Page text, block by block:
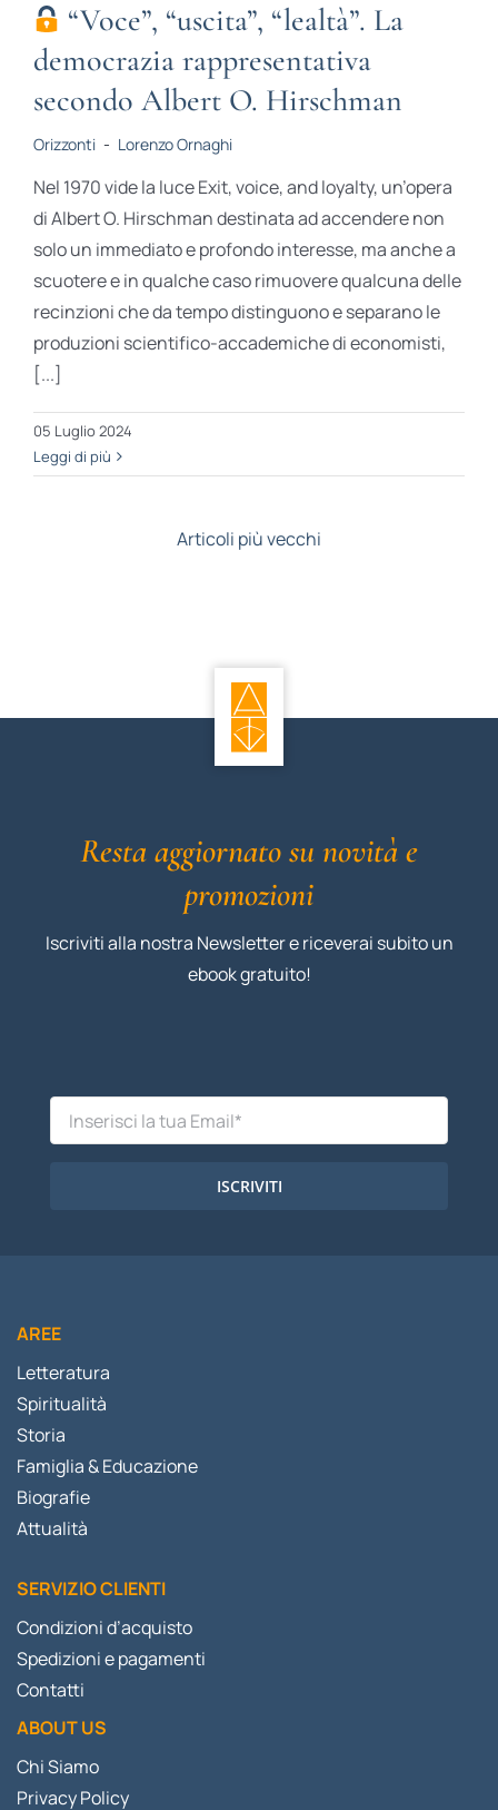
“Voce”, “uscita”, “lealtà”. La
democrazia rappresentativa
secondo Albert O. Hirschman
Orizzonti - Lorenzo Ornaghi
Nel 1970 vide la luce Exit, voice, and loyalty, un’opera
di Albert O. Hirschman destinata ad accendere non
solo un immediato e profondo interesse, ma anche a
scuotere e in qualche caso rimuovere qualcuna delle
recinzioni che da tempo distinguono e separano le
produzioni scientifico-accademiche di economisti,
[...]
05 Luglio 2024
Leggi di più
Articoli più vecchi
Resta aggiornato su novità e
promozioni
Iscriviti alla nostra Newsletter e riceverai subito un
ebook gratuito!
ISCRIVITI
AREE
Letteratura
Spiritualità
Storia
Famiglia & Educazione
Biografie
Attualità
SERVIZIO CLIENTI
Condizioni d’acquisto
Spedizioni e pagamenti
Contatti
ABOUT US
Chi Siamo
Privacy Policy